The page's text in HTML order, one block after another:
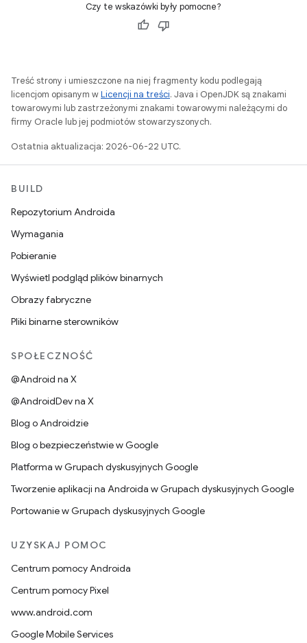
Czy te wskazówki były pomocne?
Treść strony i umieszczone na niej fragmenty kodu podlegają
licencjom opisanym wLicencji na treści. Java i OpenJDK są znakami
towarowymi lub zastrzeżonymi znakami towarowymi należącymi do
firmy Oracle lub jej podmiotów stowarzyszonych.
Ostatnia aktualizacja: 2026-06-22 UTC.
BUILD
Repozytorium Androida
Wymagania
Pobieranie
Wyświetl podgląd plików binarnych
Obrazy fabryczne
Pliki binarne sterowników
SPOŁECZNOŚĆ
@Android na X
@AndroidDev na X
Blog o Androidzie
Blog o bezpieczeństwie w Google
Platforma w Grupach dyskusyjnych Google
Tworzenie aplikacji na Androida w Grupach dyskusyjnych Google
Portowanie w Grupach dyskusyjnych Google
UZYSKAJ POMOC
Centrum pomocy Androida
Centrum pomocy Pixel
www.android.com
Google Mobile Services